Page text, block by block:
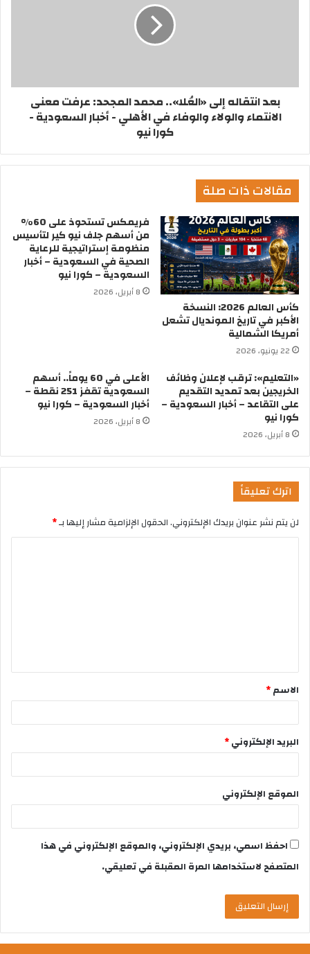
بعد انتقاله إلى «العُلا».. محمد المجحد: عرفت معنى
الانتماء والولاء والوفاء في الأهلي - أخبار السعودية -
كورا نيو
مقالات ذات صلة
كأس العالم 2026: النسخة
الأكبر في تاريخ المونديال تشعل
أمريكا الشمالية
22 يونيو، 2026
فريمكس تستحوذ على 60%
من أسهم جلف نيو كير لتأسيس
منظومة إستراتيجية للرعاية
الصحية في السعودية – أخبار
السعودية – كورا نيو
8 أبريل، 2026
«التعليم»: ترقب لإعلان وظائف
الخريجين بعد تمديد التقديم
على التقاعد – أخبار السعودية –
كورا نيو
8 أبريل، 2026
الأعلى في 60 يوماً.. أسهم
السعودية تقفز 251 نقطة –
أخبار السعودية – كورا نيو
8 أبريل، 2026
اترك تعليقاً
لن يتم نشر عنوان بريدك الإلكتروني.الحقول الإلزامية مشار إليها بـ*
الاسم*
البريد الإلكتروني*
الموقع الإلكتروني
احفظ اسمي، بريدي الإلكتروني، والموقع الإلكتروني في هذا
المتصفح لاستخدامها المرة المقبلة في تعليقي.